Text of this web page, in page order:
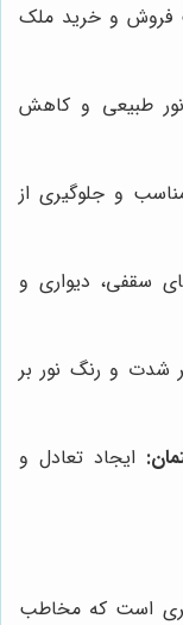
فروش و خرید ملک
طبیعی و کاهش
و جلوگیری از
سقفی، دیواری و
شدت و رنگ نور بر
ایجاد تعادل و
است که مخاطب